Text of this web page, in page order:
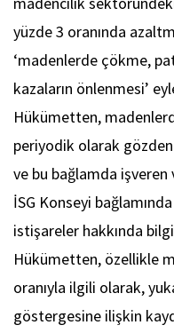
yüzde 3 oranında
‘madenlerde çökme,
kazaların önlenmesi’
Hükümetten,
periyodik olarak
ve bu bağlamda
İSG Konseyi
istişareler hakkında
Hükümetten, özellikle
oranıyla ilgili olarak,
göstergesine ilişkin